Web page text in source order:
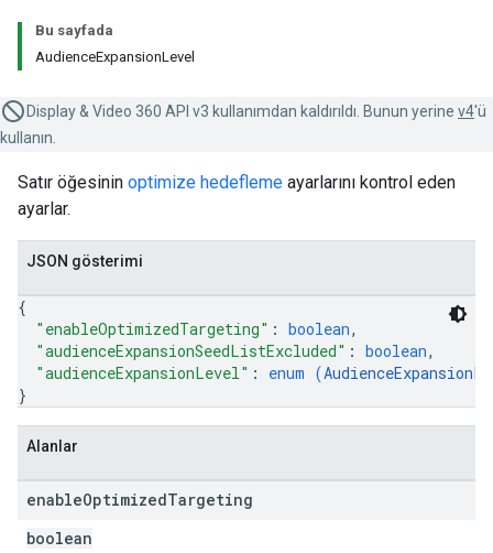
Bu sayfada
AudienceExpansionLevel
Display & Video 360 API v3 kullanımdan kaldırıldı. Bunun yerine v4'ü
kullanın.
Satır öğesinin optimize hedefleme ayarlarını kontrol eden
ayarlar.
JSON gösterimi
{
"enableOptimizedTargeting" : boolean,
"audienceExpansionSeedListExcluded" : boolean,
"audienceExpansionLevel" : enum (
}
Alanlar
enableOptimizedTargeting
boolean